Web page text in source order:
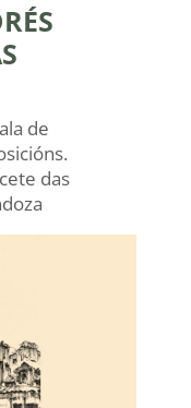
de
das